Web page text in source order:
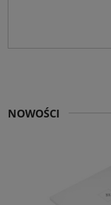
NOWOŚCI